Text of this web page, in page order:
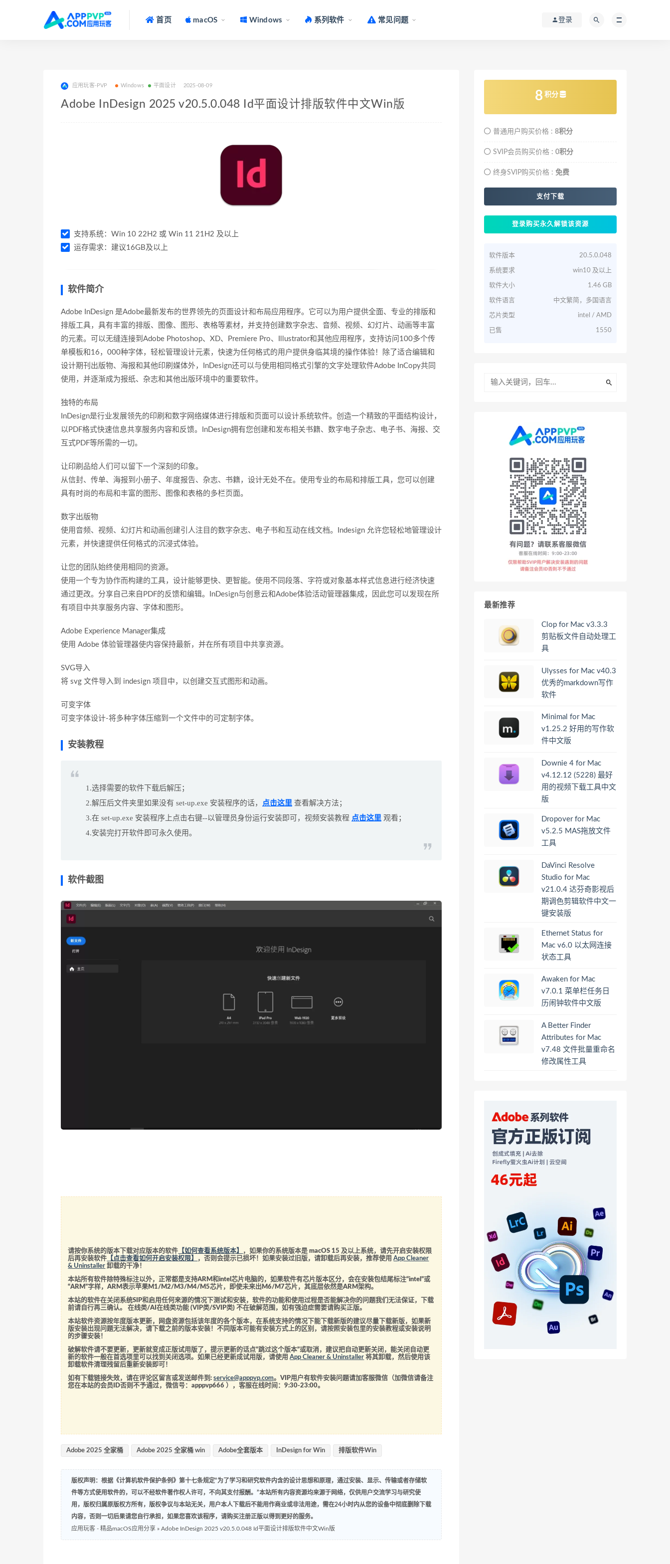
首页 macOS Windows 系列软件 常见问题 登录
应用玩客-PVP Windows 平面设计 2025-08-09
Adobe InDesign 2025 v20.5.0.048 Id平面设计排版软件中文Win版
支持系统：Win 10 22H2 或 Win 11 21H2 及以上
运存需求：建议16GB及以上
软件简介
Adobe InDesign 是Adobe最新发布的世界领先的页面设计和布局应用程序。它可以为用户提供全面、专业的排版和
排版工具，具有丰富的排版、图像、图形、表格等素材，并支持创建数字杂志、音频、视频、幻灯片、动画等丰富
的元素。可以无缝连接到Adobe Photoshop、XD、Premiere Pro、Illustrator和其他应用程序，支持访问100多个传
单模板和16，000种字体，轻松管理设计元素，快速为任何格式的用户提供身临其境的操作体验！除了适合编辑和
设计期刊出版物、海报和其他印刷媒体外，InDesign还可以与使用相同格式引擎的文字处理软件Adobe InCopy共同
使用，并逐渐成为报纸、杂志和其他出版环境中的重要软件。
独特的布局
InDesign是行业发展领先的印刷和数字网络媒体进行排版和页面可以设计系统软件。创造一个精致的平面结构设计，
以PDF格式快速信息共享服务内容和反馈。InDesign拥有您创建和发布相关书籍、数字电子杂志、电子书、海报、交
互式PDF等所需的一切。
让印刷品给人们可以留下一个深刻的印象。
从信封、传单、海报到小册子、年度报告、杂志、书籍，设计无处不在。使用专业的布局和排版工具，您可以创建
具有时尚的布局和丰富的图形、图像和表格的多栏页面。
数字出版物
使用音频、视频、幻灯片和动画创建引人注目的数字杂志、电子书和互动在线文档。Indesign 允许您轻松地管理设计
元素，并快速提供任何格式的沉浸式体验。
让您的团队始终使用相同的资源。
使用一个专为协作而构建的工具，设计能够更快、更智能。使用不同段落、字符或对象基本样式信息进行经济快速
通过更改。分享自己来自PDF的反馈和编辑。InDesign与创意云和Adobe体验活动管理器集成，因此您可以发现在所
有项目中共享服务内容、字体和图形。
Adobe Experience Manager集成
使用 Adobe 体验管理器使内容保持最新，并在所有项目中共享资源。
SVG导入
将 svg 文件导入到 indesign 项目中，以创建交互式图形和动画。
可变字体
可变字体设计-将多种字体压缩到一个文件中的可定制字体。
安装教程
1.选择需要的软件下载后解压；
2.解压后文件夹里如果没有 set-up.exe 安装程序的话，
点击这里 查看解决方法；
3.在 set-up.exe 安装程序上点击右键--以管理员身份运行安装即可，视频安装教程 点击这里 观看；
4.安装完打开软件即可永久使用。
软件截图
请按你系统的版本下载对应版本的软件 【如何查看系统版本】
，如果你的系统版本是 macOS 15 及以上系统，请先开启安装权限
后再安装软件 【点击查看如何开启安装权限】 ，否则会提示已损坏！如果安装过旧版，请卸载后再安装，推荐使用App Cleaner
& Uninstaller 卸载的干净！
本站所有软件除特殊标注以外，正常都是支持ARM和intel芯片电脑的，如果软件有芯片版本区分，会在安装包结尾标注“intel”或
“ARM”字样，ARM表示苹果M1/M2/M3/M4/M5芯片，即使未来出M6/M7芯片，其底层依然是ARM架构。
本站的软件在关闭系统SIP和启用任何来源的情况下测试和安装，软件的功能和使用过程是否能解决你的问题我们无法保证，下载
前请自行再三确认。 在线类/AI在线类功能 (VIP类/SVIP类) 不在破解范围，如有强迫症需要请购买正版。
本站软件资源按年度版本更新，网盘资源包括该年度的各个版本，在系统支持的情况下能下载新版的建议尽量下载新版，如果新
版安装出现问题无法解决，请下载之前的版本安装！不同版本可能有安装方式上的区别，请按照安装包里的安装教程或安装说明
的步骤安装！
破解软件请不要更新，更新就变成正版试用版了，提示更新的话点“跳过这个版本”或取消，建议把自动更新关闭，能关闭自动更
新的软件一般在首选项里可以找到关闭选项。如果已经更新成试用版，请使用App Cleaner & Uninstaller 将其卸载，然后使用该
卸载软件清理残留后重新安装即可！
如有下载链接失效，请在评论区留言或发送邮件到:service@apppvp.com。VIP用户有软件安装问题请加客服微信（加微信请备注
您在本站的会员ID否则不予通过，微信号：apppvp666 ），客服在线时间：9:30-23:00。
Adobe 2025 全家桶 Adobe 2025 全家桶 win Adobe全套版本 InDesign for Win 排版软件Win
版权声明：根据《计算机软件保护条例》第十七条规定“为了学习和研究软件内含的设计思想和原理，通过安装、显示、传输或者存储软
件等方式使用软件的，可以不经软件著作权人许可，不向其支付报酬。”本站所有内容资源均来源于网络，仅供用户交流学习与研究使
用，版权归属原版权方所有，版权争议与本站无关，用户本人下载后不能用作商业或非法用途，需在24小时内从您的设备中彻底删除下载
内容，否则一切后果请您自行承担，如果您喜欢该程序，请购买注册正版以得到更好的服务。
应用玩客 - 精品macOS应用分享 » Adobe InDesign 2025 v20.5.0.048 Id平面设计排版软件中文Win版
8 积分
普通用户购买价格 : 8积分
SVIP会员购买价格 : 0积分
终身SVIP购买价格 : 免费
支付下载
登录购买永久解锁该资源
软件版本 20.5.0.048
系统要求 win10 及以上
软件大小 1.46 GB
软件语言 中文繁简，多国语言
芯片类型 intel / AMD
已售 1550
最新推荐
Clop for Mac v3.3.3
剪贴板文件自动处理工
具
Ulysses for Mac v40.3
优秀的markdown写作
软件
Minimal for Mac
v1.25.2 好用的写作软
件中文版
Downie 4 for Mac
v4.12.12 (5228) 最好
用的视频下载工具中文
版
Dropover for Mac
v5.2.5 MAS拖放文件
工具
DaVinci Resolve
Studio for Mac
v21.0.4 达芬奇影视后
期调色剪辑软件中文一
键安装版
Ethernet Status for
Mac v6.0 以太网连接
状态工具
Awaken for Mac
v7.0.1 菜单栏任务日
历闹钟软件中文版
A Better Finder
Attributes for Mac
v7.48 文件批量重命名
修改属性工具